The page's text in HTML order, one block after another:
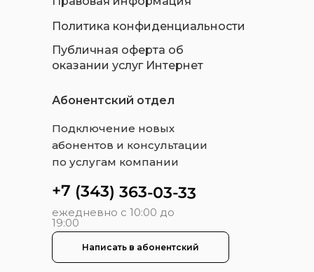
Политика конфиденциальности
Публичная оферта об
оказании услуг Интернет
Написать в абонентский
Подключение новых
абонентов и консультации
по услугам компании
+7 (343) 363-03-33
ежедневно с 10:00 до
19:00
Абонентский отдел